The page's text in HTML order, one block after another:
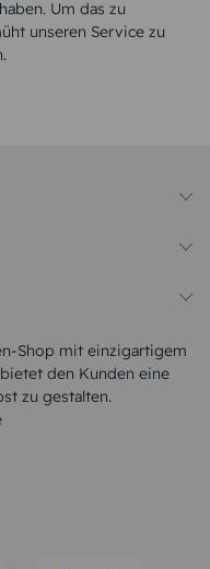
Um das zu
unseren Service zu
Shop mit einzigartigem
den Kunden eine
zu gestalten.